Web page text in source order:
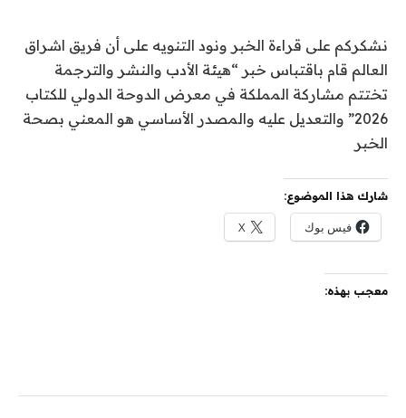
نشكركم على قراءة الخبر ونود التنويه على أن فريق اشراق
العالم قام باقتباس خبر “هيئة الأدب والنشر والترجمة
تختتم مشاركة المملكة في معرض الدوحة الدولي للكتاب
2026” والتعديل عليه والمصدر الأساسي هو المعني بصحة
الخبر
شارك هذا الموضوع:
فيس بوك X
معجب بهذه: